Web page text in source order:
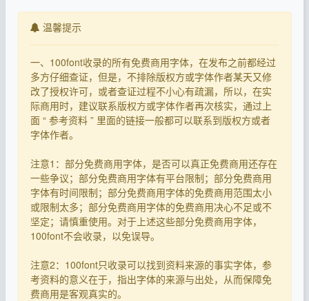
温馨提示
一、100font收录的所有免费商用字体，在发布之前都经过
多方仔细查证，但是，不排除版权方或字体作者某天又修
改了授权许可，或者查证过程不小心有疏漏，所以，在实
际商用时，建议联系版权方或字体作者再次核实，通过上
面 “ 参考资料 ” 里面的链接一般都可以联系到版权方或者
字体作者。
注意1：部分免费商用字体，是否可以真正免费商用还存在
一些争议；部分免费商用字体有平台限制；部分免费商用
字体有时间限制；部分免费商用字体的免费商用范围太小
或限制太多；部分免费商用字体的免费商用决心不足或不
坚定；请慎重使用。对于上述这些部分免费商用字体，
100font不会收录，以免误导。
注意2：100font只收录可以找到资料来源的事实字体，参
考资料的意义在于，指出字体的来源与出处，从而保障免
费商用是客观真实的。